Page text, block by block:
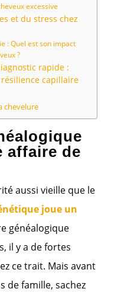
excessive
et du stress chez
: Quel est son impact
?
rapide :
capillaire
chevelure
affaire de
aussi vieille que le
joue un
généalogique
il y a de fortes
ce trait. Mais avant
de famille, sachez